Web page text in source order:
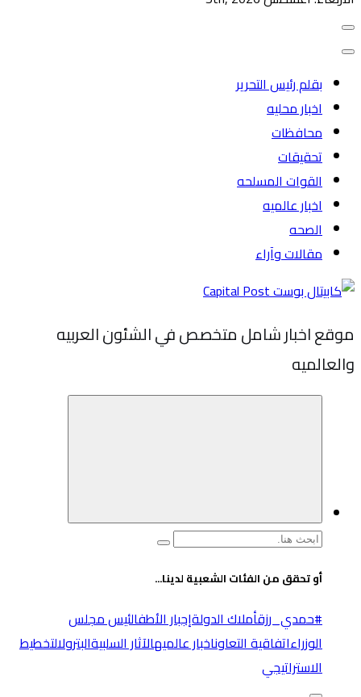
بقلم رئيس التحرير
اخبار محليه
محافظات
تحقيقات
القوات المسلحه
اخبار عالميه
الصحه
مقالات وآراء
موقع اخبار شامل متخصص في الشئون العربيه
والعالميه
البحث
أو تحقق من الفئات الشعبية لدينا...
#حمدي_رزقأملاك الدولةإجبار الأطفالئيس مجلس
الوزراءاتفاقية التعاوناخبار عالميهالآثار السلبيةالبترولالتخطيط
الاستراتيجي